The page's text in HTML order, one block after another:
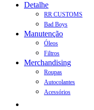
Detalhe
RR CUSTOMS
Bad Boys
Manutenção
Óleos
Filtros
Merchandising
Roupas
Autocolantes
Acessórios